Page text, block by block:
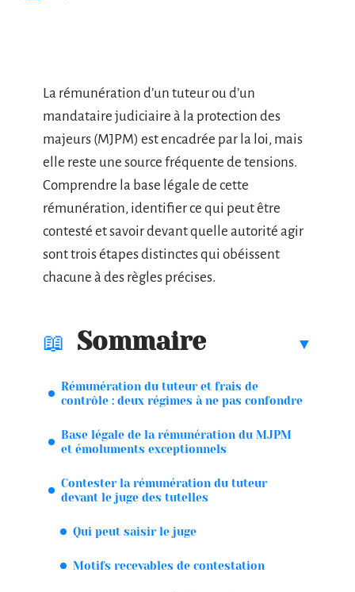
La rémunération d’un tuteur ou d’un
mandataire judiciaire à la protection des
majeurs (MJPM) est encadrée par la loi, mais
elle reste une source fréquente de tensions.
Comprendre la base légale de cette
rémunération, identifier ce qui peut être
contesté et savoir devant quelle autorité agir
sont trois étapes distinctes qui obéissent
chacune à des règles précises.
Sommaire
Rémunération du tuteur et frais de
contrôle : deux régimes à ne pas confondre
Base légale de la rémunération du MJPM
et émoluments exceptionnels
Contester la rémunération du tuteur
devant le juge des tutelles
Qui peut saisir le juge
Motifs recevables de contestation